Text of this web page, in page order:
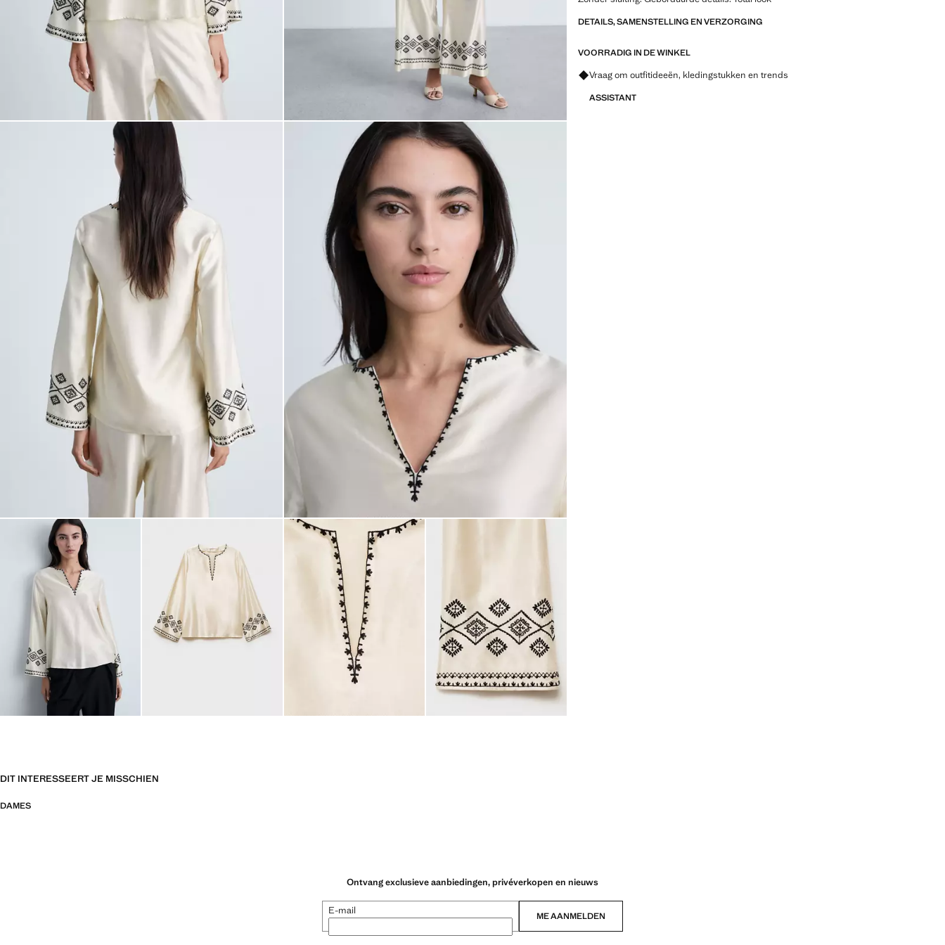
DETAILS, SAMENSTELLING EN VERZORGING
VOORRADIG IN DE WINKEL
Vraag om outfitideeën, kledingstukken en trends
ASSISTANT
DIT INTERESSEERT JE MISSCHIEN
DAMES
Ontvang exclusieve aanbiedingen, privéverkopen en nieuws
E-mail ME AANMELDEN